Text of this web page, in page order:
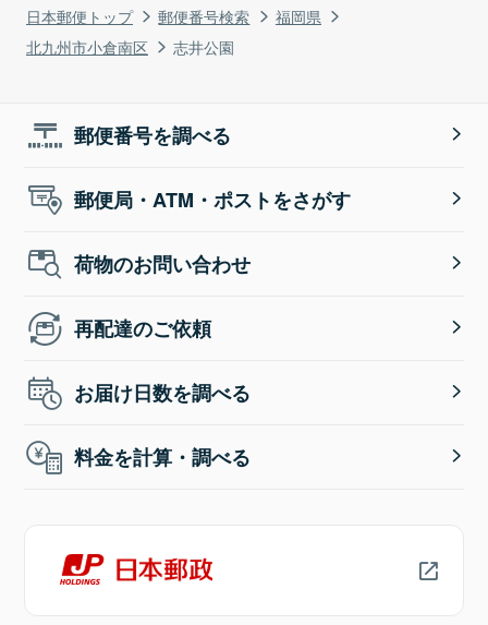
日本郵便トップ 郵便番号検索
福岡県
北九州市小倉南区
志井公園
郵便番号を調べる
郵便局・ATM・ポストをさがす
荷物のお問い合わせ
再配達のご依頼
お届け日数を調べる
料金を計算・調べる